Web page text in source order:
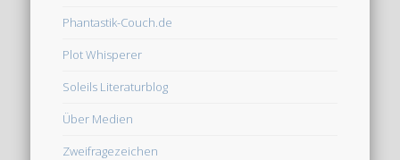
Phantastik-Couch.de
Plot Whisperer
Soleils Literaturblog
Über Medien
Zweifragezeichen